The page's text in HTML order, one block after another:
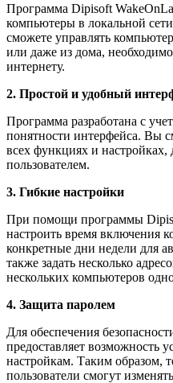
Программа Dipisoft
компьютеры в локальной
сможете управлять
или даже из дома,
интернету.
2. Простой и удобный
Программа разработана с
понятности интерфейса. Вы
всех функциях и
пользователем.
3. Гибкие настройки
При помощи программы
настроить время включения
конкретные дни недели для
также задать несколько
нескольких компьютеров
4. Защита паролем
Для обеспечения
предоставляет возможность
настройкам. Таким образом,
пользователи смогут